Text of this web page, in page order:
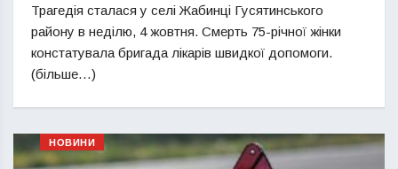
Трагедія сталася у селі Жабинці Гусятинського
району в неділю, 4 жовтня. Смерть 75-річної жінки
констатувала бригада лікарів швидкої допомоги.
(більше…)
НОВИНИ